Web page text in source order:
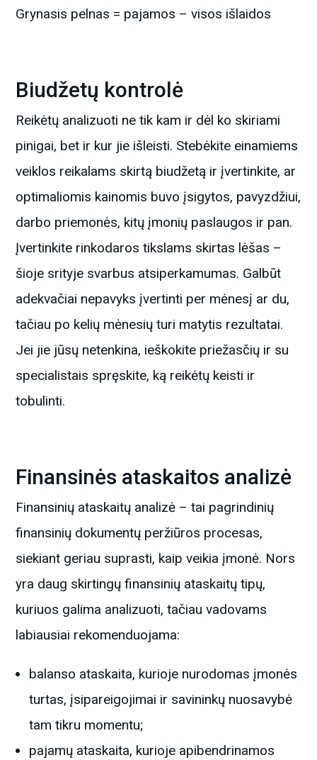
Grynasis pelnas = pajamos – visos išlaidos
Biudžetų kontrolė
Reikėtų analizuoti ne tik kam ir dėl ko skiriami
pinigai, bet ir kur jie išleisti. Stebėkite einamiems
veiklos reikalams skirtą biudžetą ir įvertinkite, ar
optimaliomis kainomis buvo įsigytos, pavyzdžiui,
darbo priemonės, kitų įmonių paslaugos ir pan.
Įvertinkite rinkodaros tikslams skirtas lėšas –
šioje srityje svarbus atsiperkamumas. Galbūt
adekvačiai nepavyks įvertinti per mėnesį ar du,
tačiau po kelių mėnesių turi matytis rezultatai.
Jei jie jūsų netenkina, ieškokite priežasčių ir su
specialistais spręskite, ką reikėtų keisti ir
tobulinti.
Finansinės ataskaitos analizė
Finansinių ataskaitų analizė – tai pagrindinių
finansinių dokumentų peržiūros procesas,
siekiant geriau suprasti, kaip veikia įmonė. Nors
yra daug skirtingų finansinių ataskaitų tipų,
kuriuos galima analizuoti, tačiau vadovams
labiausiai rekomenduojama:
balanso ataskaita, kurioje nurodomas įmonės
turtas, įsipareigojimai ir savininkų nuosavybė
tam tikru momentu;
pajamų ataskaita, kurioje apibendrinamos